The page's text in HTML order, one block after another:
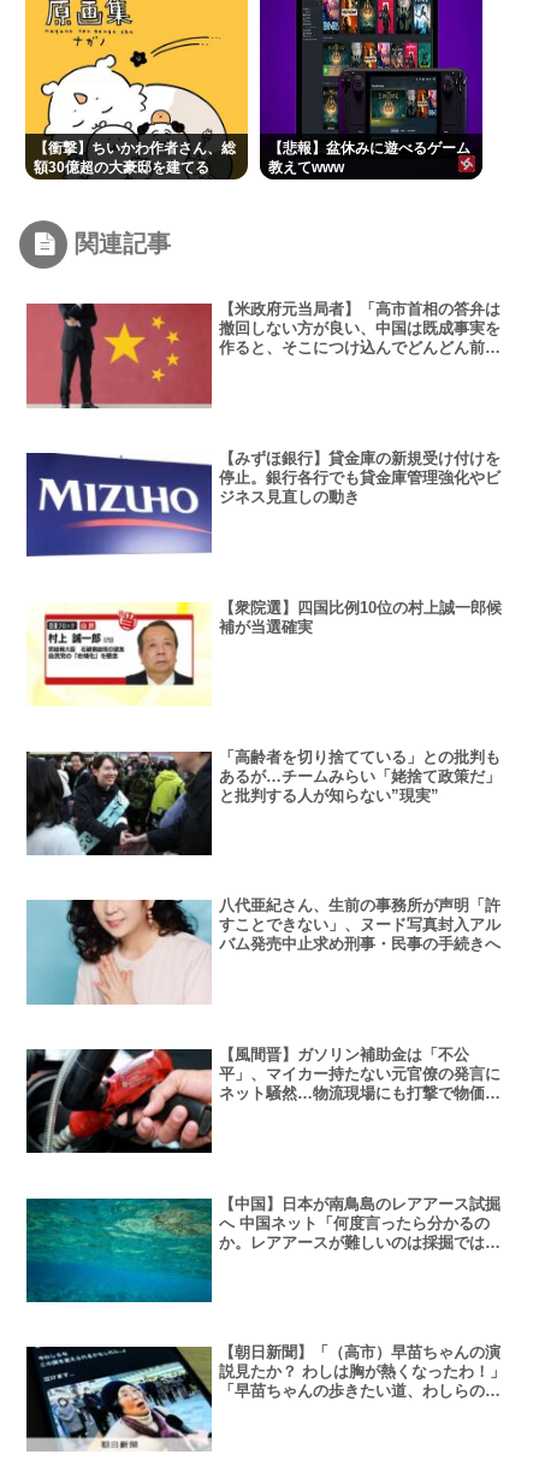
【衝撃】ちいかわ作者さん、総
額30億超の大豪邸を建てる
【悲報】盆休みに遊べるゲーム
教えてwww
関連記事
【米政府元当局者】「高市首相の答弁は
撤回しない方が良い、中国は既成事実を
作ると、そこにつけ込んでどんどん前に
【みずほ銀行】貸金庫の新規受け付けを
停止。銀行各行でも貸金庫管理強化やビ
ジネス見直しの動き
【衆院選】四国比例10位の村上誠一郎候
補が当選確実
「高齢者を切り捨てている」との批判も
あるが…チームみらい「姥捨て政策だ」
と批判する人が知らない”現実”
八代亜紀さん、生前の事務所が声明「許
すことできない」、ヌード写真封入アル
バム発売中止求め刑事・民事の手続きへ
【風間晋】ガソリン補助金は「不公
平」、マイカー持たない元官僚の発言に
ネット騒然…物流現場にも打撃で物価に
【中国】日本が南鳥島のレアアース試掘
へ 中国ネット「何度言ったら分かるの
か。レアアースが難しいのは採掘ではな
【朝日新聞】「（高市）早苗ちゃんの演
説見たか？ わしは胸が熱くなったわ！」
「早苗ちゃんの歩きたい道、わしらの力